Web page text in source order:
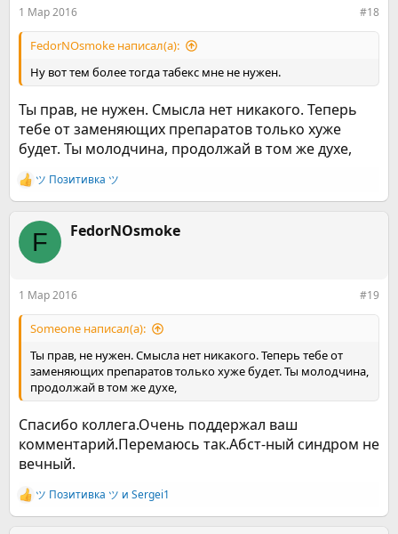
1 Мар 2016 #18
FedorNOsmoke написал(а):
Ну вот тем более тогда табекс мне не нужен.
Ты прав, не нужен. Смысла нет никакого. Теперь
тебе от заменяющих препаратов только хуже
будет. Ты молодчина, продолжай в том же духе,
Р
е
к
ц
и
ツ Позитивка ツ
F FedorNOsmoke
1 Мар 2016 #19
Someone написал(а):
Ты прав, не нужен. Смысла нет никакого. Теперь тебе от
заменяющих препаратов только хуже будет. Ты молодчина,
продолжай в том же духе,
Спасибо коллега.Очень поддержал ваш
комментарий.Перемаюсь так.Абст-ный синдром не
вечный.
Р
е
ツ Позитивка ツ и Sergei1